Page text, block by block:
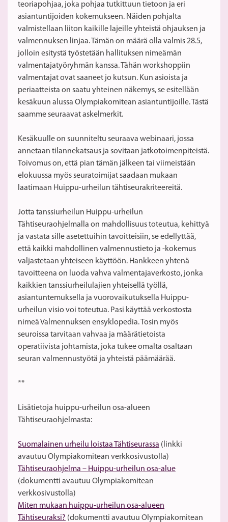
teoriapohjaa, joka pohjaa tutkittuun tietoon ja eri
asiantuntijoiden kokemukseen. Näiden pohjalta
valmistellaan liiton kaikille lajeille yhteistä ohjauksen ja
valmennuksen linjaa. Tämän on määrä olla valmis 28.5,
jolloin esitystä työstetään hallituksen nimeämän
valmentajatyöryhmän kanssa. Tähän workshoppiin
valmentajat ovat saaneet jo kutsun. Kun asioista ja
periaatteista on saatu yhteinen näkemys, se esitellään
kesäkuun alussa Olympiakomitean asiantuntijoille. Tästä
saamme seuraavat askelmerkit.
Kesäkuulle on suunniteltu seuraava webinaari, jossa
annetaan tilannekatsaus ja sovitaan jatkotoimenpiteistä.
Toivomus on, että pian tämän jälkeen tai viimeistään
elokuussa myös seuratoimijat saadaan mukaan
laatimaan Huippu-urheilun tähtiseurakriteereitä.
Jotta tanssiurheilun Huippu-urheilun
Tähtiseuraohjelmalla on mahdollisuus toteutua, kehittyä
ja vastata sille asetettuihin tavoitteisiin, se edellyttää,
että kaikki mahdollinen valmennustieto ja -kokemus
valjastetaan yhteiseen käyttöön. Hankkeen yhtenä
tavoitteena on luoda vahva valmentajaverkosto, jonka
kaikkien tanssiurheilulajien yhteisellä työllä,
asiantuntemuksella ja vuorovaikutuksella Huippu-
urheilun visio voi toteutua. Pasi käyttää verkostosta
nimeä Valmennuksen ensyklopedia. Tosin myös
seuroissa tarvitaan vahvaa ja määrätietoista
operatiivista johtamista, joka tukee omalta osaltaan
seuran valmennustyötä ja yhteistä päämäärää.
**
Lisätietoja huippu-urheilun osa-alueen
Tähtiseuraohjelmasta:
Suomalainen urheilu loistaa Tähtiseurassa (linkki
avautuu Olympiakomitean verkkosivustolla)
Tähtiseuraohjelma – Huippu-urheilun osa-alue
(dokumentti avautuu Olympiakomitean
verkkosivustolla)
Miten mukaan huippu-urheilun osa-alueen
Tähtiseuraksi? (dokumentti avautuu Olympiakomitean